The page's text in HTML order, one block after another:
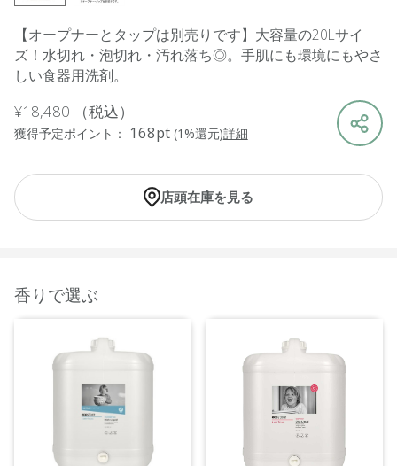
【オープナーとタップは別売りです】大容量の20Lサイ
ズ！水切れ・泡切れ・汚れ落ち◎。手肌にも環境にもやさ
しい食器用洗剤。
¥18,480 （税込）
獲得予定ポイント： 168pt (1%還元)詳細
店頭在庫を見る
香りで選ぶ